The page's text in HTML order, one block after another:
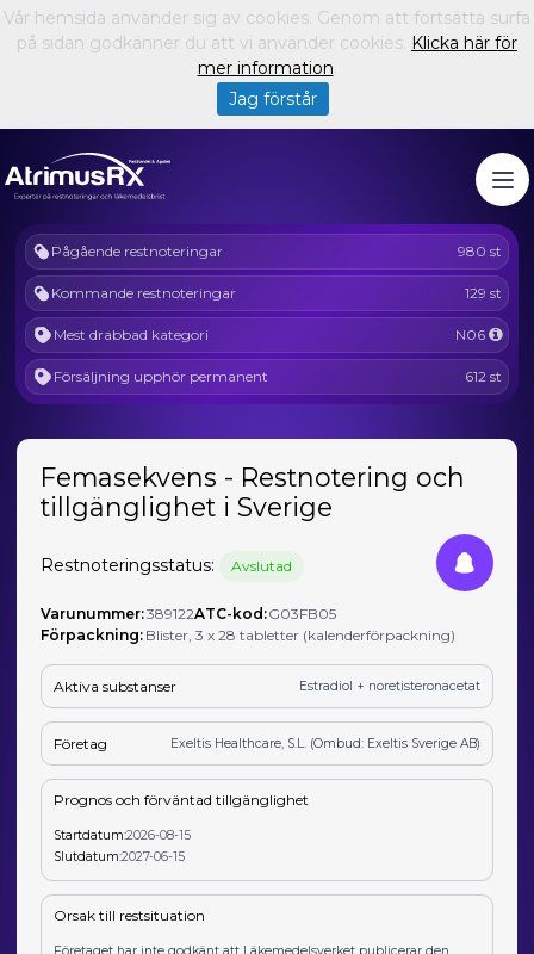
Pågående restnoteringar 980 st
Kommande restnoteringar 129 st
Mest drabbad kategori N06
Försäljning upphör permanent 612 st
Femasekvens - Restnotering och
tillgänglighet i Sverige
Restnoteringsstatus: Avslutad
Varunummer:389122ATC-kod:G03FB05
Förpackning: Blister, 3 x 28 tabletter (kalenderförpackning)
Aktiva substanser Estradiol + noretisteronacetat
Företag Exeltis Healthcare, S.L. (Ombud: Exeltis Sverige AB)
Prognos och förväntad tillgänglighet
Startdatum:2026-08-15
Slutdatum:2027-06-15
Orsak till restsituation
Vår hemsida använder sig av cookies. Genom att fortsätta surfa
på sidan godkänner du att vi använder cookies. Klicka här för
mer information.
Jag förstår